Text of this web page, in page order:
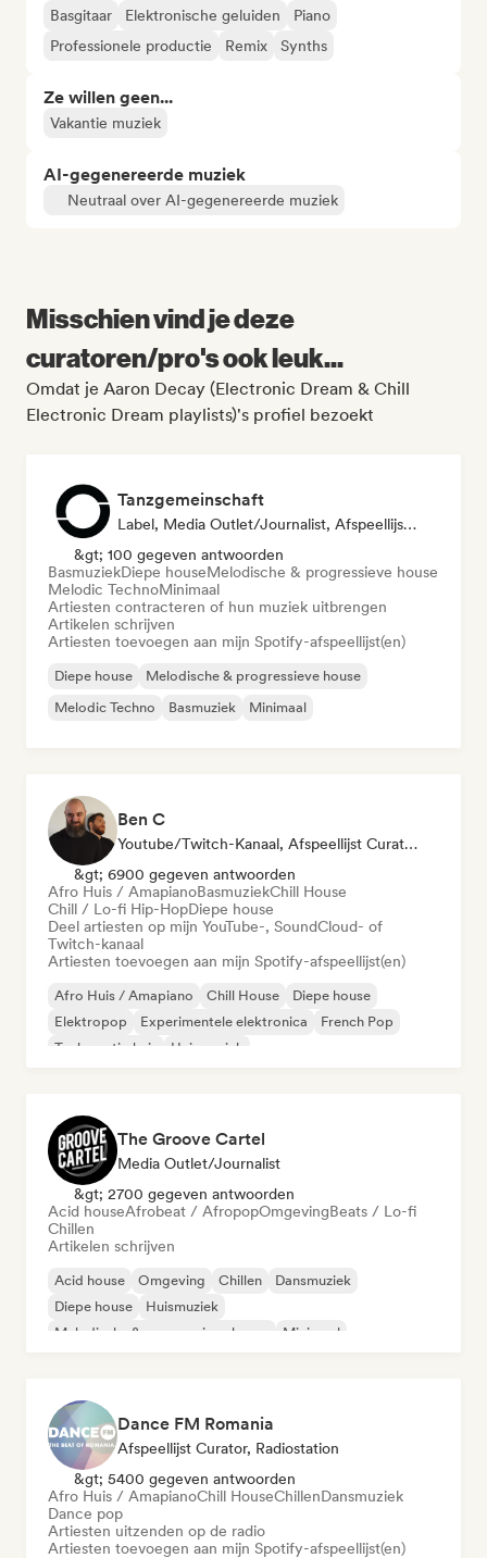
Basgitaar Elektronische geluiden
Piano
Professionele productie
Remix Synths
Ze willen geen...
Vakantie muziek
AI-gegenereerde muziek
Neutraal over AI-gegenereerde muziek
Misschien vind je deze
curatoren/pro's ook leuk...
Omdat je Aaron Decay (Electronic Dream & Chill
Electronic Dream playlists)'s profiel bezoekt
Tanzgemeinschaft
Label, Media Outlet/Journalist, Afspeellijst Curator
&gt; 100 gegeven antwoorden
BasmuziekDiepe houseMelodische & progressieve house
Melodic TechnoMinimaal
Artiesten contracteren of hun muziek uitbrengen
Artikelen schrijven
Artiesten toevoegen aan mijn Spotify-afspeellijst(en)
Diepe house
Melodische & progressieve house
Melodic Techno
Basmuziek Minimaal
Ben C
Youtube/Twitch-Kanaal, Afspeellijst Curator
&gt; 6900 gegeven antwoorden
Afro Huis / AmapianoBasmuziekChill House
Chill / Lo-fi Hip-HopDiepe house
Deel artiesten op mijn YouTube-, SoundCloud- of
Twitch-kanaal
Artiesten toevoegen aan mijn Spotify-afspeellijst(en)
Afro Huis / Amapiano Chill House
Diepe house
Elektropop
Experimentele elektronica
French Pop
Toekomstig huis
Huismuziek
The Groove Cartel
Media Outlet/Journalist
&gt; 2700 gegeven antwoorden
Acid houseAfrobeat / AfropopOmgevingBeats / Lo-fi
Chillen
Artikelen schrijven
Acid house Omgeving Chillen
Dansmuziek
Diepe house
Huismuziek
Melodische & progressieve house
Minimaal
Dance FM Romania
Afspeellijst Curator, Radiostation
&gt; 5400 gegeven antwoorden
Afro Huis / AmapianoChill HouseChillenDansmuziek
Dance pop
Artiesten uitzenden op de radio
Artiesten toevoegen aan mijn Spotify-afspeellijst(en)